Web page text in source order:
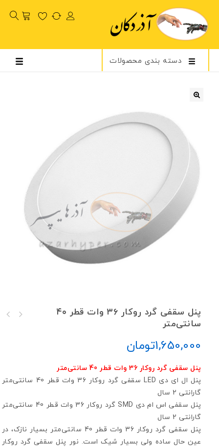
دسته بندی محصولات
پنل سقفی گرد روکار ۳۶ وات قطر ۴۰
سانتی‌متر
1,650,000تومان
پنل سقفی گرد روکار 36 وات قطر 40 سانتی‌متر
پنل ال ای دی LED سقفی گرد روکار 36 وات قطر 40 سانتی‌متر
گارانتی 2 سال
پنل سقفی اس ام دی SMD گرد روکار 36 وات قطر 40 سانتی‌متر
گارانتی 2 سال
پنل سقفی گرد روکار 36 وات قطر 40 سانتی‌متر بسیار نازک، در
عین حال ساده ولی بسیار شیک است. نور پنل سقفی گرد روکار